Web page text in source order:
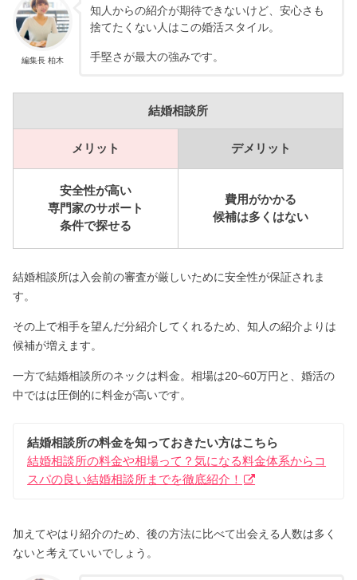
編集長 柏木
知人からの紹介が期待できないけど、安心さも
捨てたくない人はこの婚活スタイル。
手堅さが最大の強みです。
結婚相談所
メリット デメリット
安全性が高い
専門家のサポート
条件で探せる
費用がかかる
候補は多くはない
結婚相談所は入会前の審査が厳しいために安全性が保証されま
す。
その上で相手を望んだ分紹介してくれるため、知人の紹介よりは
候補が増えます。
一方で結婚相談所のネックは料金。相場は20~60万円と、婚活の
中ではは圧倒的に料金が高いです。
結婚相談所の料金を知っておきたい方はこちら
結婚相談所の料金や相場って？気になる料金体系からコ
スパの良い結婚相談所までを徹底紹介！
加えてやはり紹介のため、後の方法に比べて出会える人数は多く
ないと考えていいでしょう。